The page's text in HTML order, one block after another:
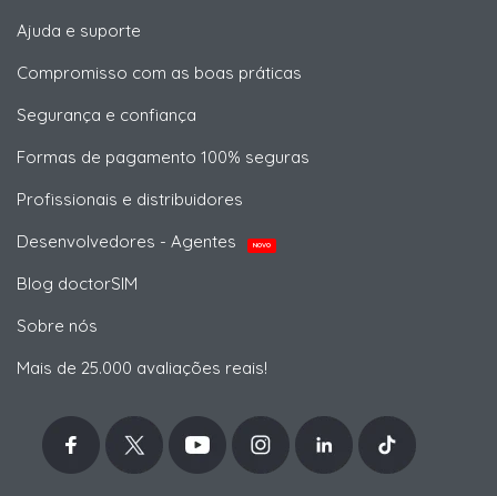
Ajuda e suporte
Compromisso com as boas práticas
Segurança e confiança
Formas de pagamento 100% seguras
Profissionais e distribuidores
Desenvolvedores - Agentes
NOVO
Blog doctorSIM
Sobre nós
Mais de 25.000 avaliações reais!